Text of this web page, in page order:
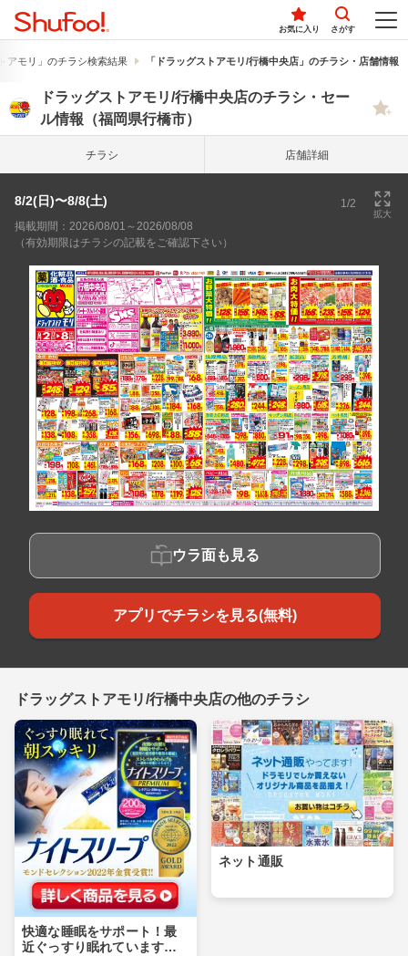
お気に入り さがす
アモリ」のチラシ検索結果 「ドラッグストアモリ/行橋中央店」のチラシ・店舗情報
ドラッグストアモリ/行橋中央店のチラシ・セー
ル情報（福岡県行橋市）
チラシ 店舗詳細
8/2(日)〜8/8(土) 1/2
拡大
掲載期間：2026/08/01～2026/08/08
（有効期限はチラシの記載をご確認下さい）
ウラ面も見る
アプリでチラシを見る(無料)
ドラッグストアモリ/行橋中央店の他のチラシ
快適な睡眠をサポート！最
近ぐっすり眠れています
ネット通販